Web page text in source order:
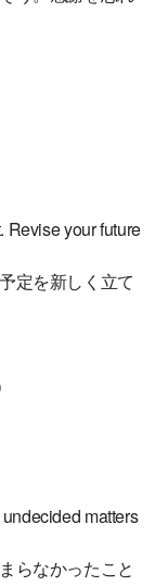
Revise your future
定を新しく立て
matters
らなかったこと